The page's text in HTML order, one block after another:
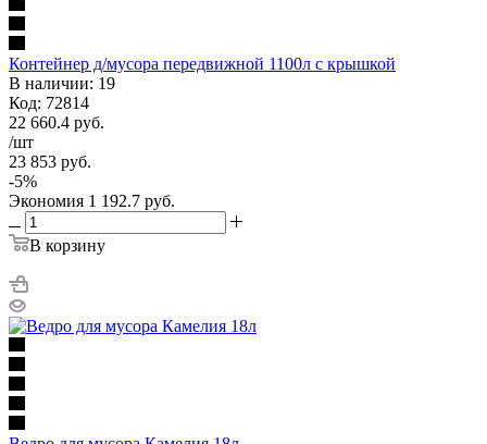
Контейнер д/мусора передвижной 1100л с крышкой
В наличии: 19
Код: 72814
22 660.4 руб.
/шт
23 853 руб.
-5%
Экономия 1 192.7 руб.
В корзину